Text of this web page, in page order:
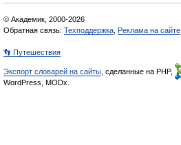
© Академик, 2000-2026
Обратная связь: Техподдержка Реклама на сайте
👣 Путешествия
Экспорт словарей на сайты , сделанные на PHP,
WordPress, MODx.